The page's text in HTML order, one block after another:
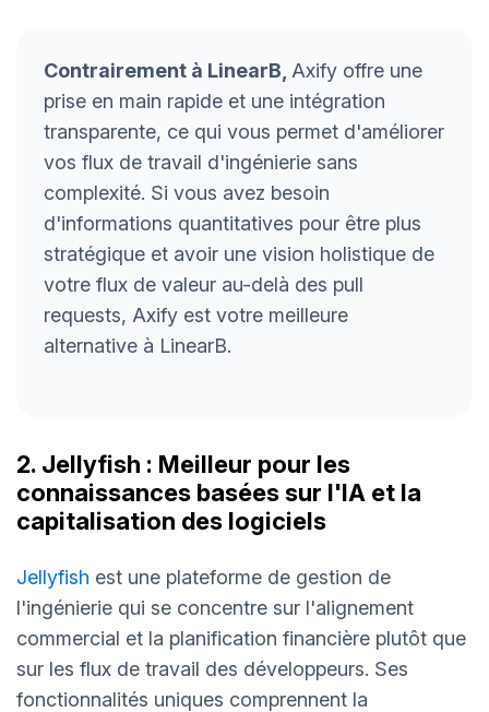
Contrairement à LinearB, Axify offre une
prise en main rapide et une intégration
transparente, ce qui vous permet d'améliorer
vos flux de travail d'ingénierie sans
complexité. Si vous avez besoin
d'informations quantitatives pour être plus
stratégique et avoir une vision holistique de
votre flux de valeur au-delà des pull
requests, Axify est votre meilleure
alternative à LinearB.
2. Jellyfish : Meilleur pour les
connaissances basées sur l'IA et la
capitalisation des logiciels
Jellyfish est une plateforme de gestion de
l'ingénierie qui se concentre sur l'alignement
commercial et la planification financière plutôt que
sur les flux de travail des développeurs. Ses
fonctionnalités uniques comprennent la